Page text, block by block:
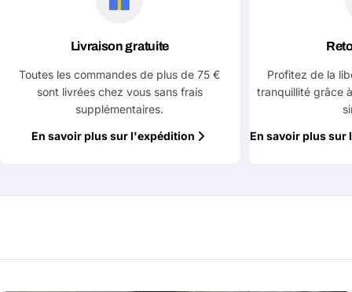
Livraison gratuite
Toutes les commandes de plus de 75 €
sont livrées chez vous sans frais
supplémentaires.
En savoir plus sur l'expédition
Profitez de la
tranquillité grâce
En savoir plus sur